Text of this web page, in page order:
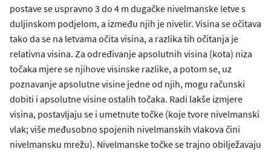
postave se uspravno 3 do 4 m dugačke nivelmanske letve s
duljinskom podjelom, a između njih je nivelir. Visina se očitava
tako da se na letvama očita visina, a razlika tih očitanja je
relativna visina. Za određivanje apsolutnih visina (kota) niza
točaka mjere se njihove visinske razlike, a potom se, uz
poznavanje apsolutne visine jedne od njih, mogu računski
dobiti i apsolutne visine ostalih točaka. Radi lakše izmjere
visina, postavljaju se i umetnute točke (koje tvore nivelmanski
vlak; više međusobno spojenih nivelmanskih vlakova čini
nivelmansku mrežu). Nivelmanske točke se trajno obilježavaju